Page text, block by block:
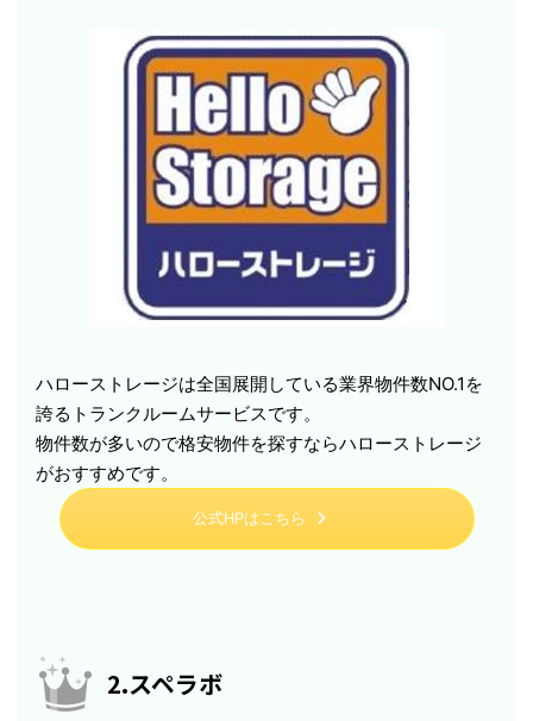
ハローストレージは全国展開している業界物件数NO.1を
誇るトランクルームサービスです。
物件数が多いので格安物件を探すならハローストレージ
がおすすめです。
公式HPはこちら
2.スペラボ